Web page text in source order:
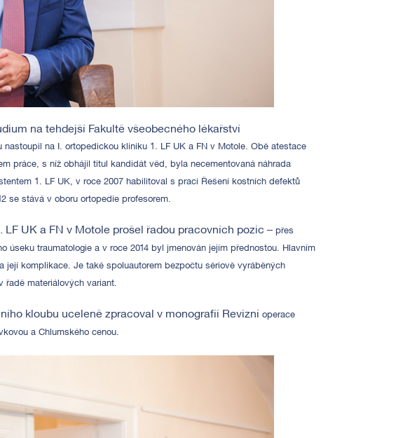
na tehdejší Fakultě všeobecného lékařství
nastoupil na I. ortopedickou kliniku 1. LF UK a FN v Motole. Obě atestace
práce, s níž obhájil titul kandidát věd, byla necementovaná náhrada
1. LF UK, v roce 2007 habilitoval s prací Řešení kostních defektů
se stává v oboru ortopedie profesorem.
UK a FN v Motole prošel řadou pracovních pozic – přes
úseku traumatologie a v roce 2014 byl jmenován jejím přednostou. Hlavním
a její komplikace. Je také spoluautorem bezpočtu sériově vyráběných
řadě materiálových variant.
kloubu uceleně zpracoval v monografii Revizní operace
a Chlumského cenou.